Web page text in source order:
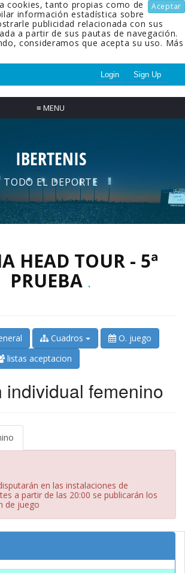
Aceptar
cookies, tanto propias como de
información estadística sobre
publicidad relacionada con sus
a partir de sus pautas de navegación.
consideramos que acepta su uso. Más
Login Sign Up
≡ MENU
IBERTENIS
TODO EL DEPORTE
HEAD TOUR - 5ª
PRUEBA .
Cuadros
O. juego
listas aceptacion
individual femenino
en las instalaciones de
a partir de las 20:00 se publicarán los
de juego